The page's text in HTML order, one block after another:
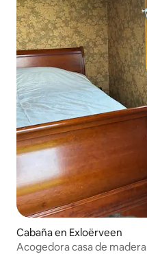
Cabaña en Exloërveen
Acogedora casa de madera